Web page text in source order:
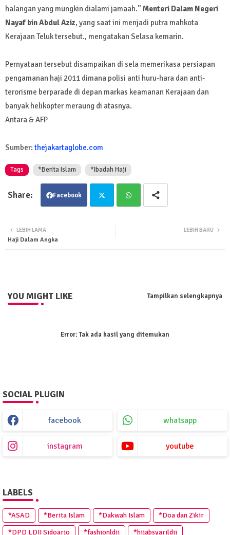
halangan yang mungkin dialami jamaah.” Menteri Dalam Negeri
Nayaf bin Abdul Aziz, yang saat ini menjadi putra mahkota
Kerajaan Teluk tersebut., mengatakan Selasa kemarin.
Pernyataan tersebut disampaikan di sela memerikasa persiapan
pengamanan haji 2011 dimana polisi anti huru-hara dan anti-
terorisme berparade di depan markas keamanan Kerajaan dan
banyak helikopter meraung di atasnya.
Antara & AFP
Sumber:thejakartaglobe.com
Tags *Berita Islam *Ibadah Haji
Facebook
LEBIH BARU
LEBIH LAMA
Haji Dalam Angka
YOU MIGHT LIKE Tampilkan selengkapnya
Error:Tak ada hasil yang ditemukan
SOCIAL PLUGIN
facebook whatsapp
instagram youtube
LABELS
*ASAD *Berita Islam *Dakwah Islam
*Doa dan Zikir
*DPD LDII Sidoarjo
*fashionldii *hijabsyarildii